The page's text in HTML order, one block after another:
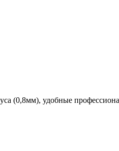
(0,8мм), удобные